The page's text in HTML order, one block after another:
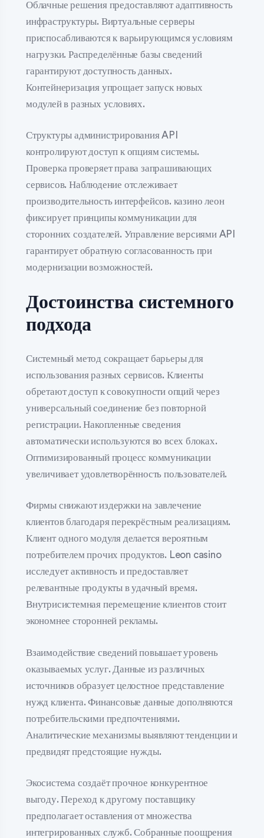
Облачные решения предоставляют адаптивность
инфраструктуры. Виртуальные серверы
приспосабливаются к варьирующимся условиям
нагрузки. Распределённые базы сведений
гарантируют доступность данных.
Контейнеризация упрощает запуск новых
модулей в разных условиях.
Структуры администрирования API
контролируют доступ к опциям системы.
Проверка проверяет права запрашивающих
сервисов. Наблюдение отслеживает
производительность интерфейсов. казино леон
фиксирует принципы коммуникации для
сторонних создателей. Управление версиями API
гарантирует обратную согласованность при
модернизации возможностей.
Достоинства системного
подхода
Системный метод сокращает барьеры для
использования разных сервисов. Клиенты
обретают доступ к совокупности опций через
универсальный соединение без повторной
регистрации. Накопленные сведения
автоматически используются во всех блоках.
Оптимизированный процесс коммуникации
увеличивает удовлетворённость пользователей.
Фирмы снижают издержки на завлечение
клиентов благодаря перекрёстным реализациям.
Клиент одного модуля делается вероятным
потребителем прочих продуктов. Leon casino
исследует активность и предоставляет
релевантные продукты в удачный время.
Внутрисистемная перемещение клиентов стоит
экономнее сторонней рекламы.
Взаимодействие сведений повышает уровень
оказываемых услуг. Данные из различных
источников образует целостное представление
нужд клиента. Финансовые данные дополняются
потребительскими предпочтениями.
Аналитические механизмы выявляют тенденции и
предвидят предстоящие нужды.
Экосистема создаёт прочное конкурентное
выгоду. Переход к другому поставщику
предполагает оставления от множества
интегрированных служб. Собранные поощрения